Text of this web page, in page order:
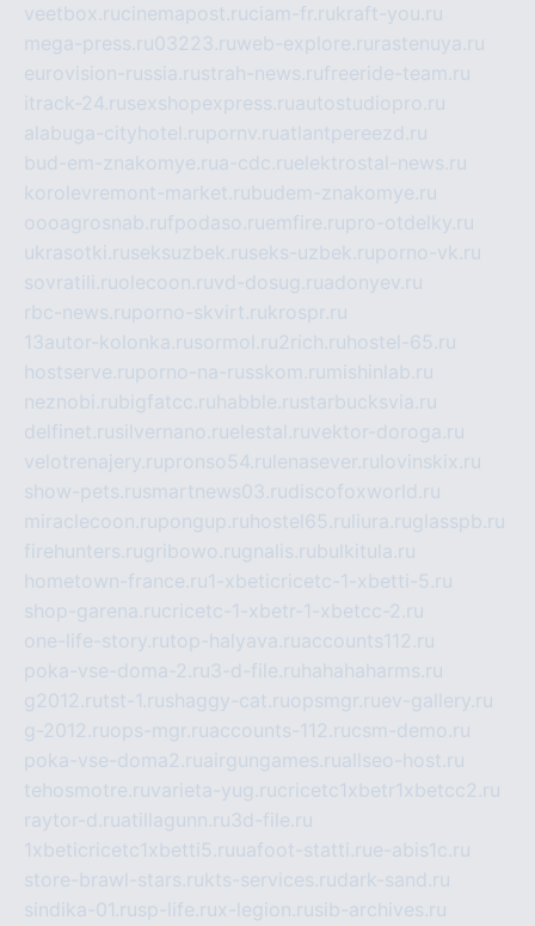
veetbox.rucinemapost.ruciam-fr.rukraft-you.ru
mega-press.ru03223.ruweb-explore.ru rastenuya.ru
eurovision-russia.rustrah-news.rufreeride-team.ru
itrack-24.rusexshopexpress.ruautostudiopro.ru
alabuga-cityhotel.rupornv.ruatlantpereezd.ru
bud-em-znakomye.rua-cdc.ruelektrostal-news.ru
korolevremont-market.rubudem-znakomye.ru
oooagrosnab.rufpodaso.ruemfire.rupro-otdelky.ru
ukrasotki.ruseksuzbek.ruseks-uzbek.ruporno-vk.ru
sovratili.ruolecoon.ruvd-dosug.ruadonyev.ru
rbc-news.ruporno-skvirt.rukrospr.ru
13autor-kolonka.rusormol.ru2rich.ru hostel-65.ru
hostserve.ruporno-na-russkom.ru mishinlab.ru
neznobi.rubigfatcc.ru habble.rustarbucksvia.ru
delfinet.rusilvernano.ruelestal.ruvektor-doroga.ru
velotrenajery.rupronso54.ru lenasever.ru lovinskix.ru
show-pets.rusmartnews03.rudiscofoxworld.ru
miraclecoon.rupongup.ru hostel65.ru liura.ruglasspb.ru
firehunters.rugribowo.rugnalis.rubulkitula.ru
hometown-france.ru1-xbeticricetc-1-xbetti-5.ru
shop-garena.rucricetc-1-xbetr-1-xbetcc-2.ru
one-life-story.rutop-halyava.ruaccounts112.ru
poka-vse-doma-2.ru3-d-file.ru hahahaharms.ru
g2012.rutst-1.rushaggy-cat.ruopsmgr.ruev-gallery.ru
g-2012.ruops-mgr.ruaccounts-112.rucsm-demo.ru
poka-vse-doma2.ruairgungames.ruallseo-host.ru
tehosmotre.ruvarieta-yug.rucricetc1xbetr1xbetcc2.ru
raytor-d.ruatillagunn.ru3d-file.ru
1xbeticricetc1xbetti5.ruuafoot-statti.rue-abis1c.ru
store-brawl-stars.rukts-services.rudark-sand.ru
sindika-01.rusp-life.rux-legion.rusib-archives.ru